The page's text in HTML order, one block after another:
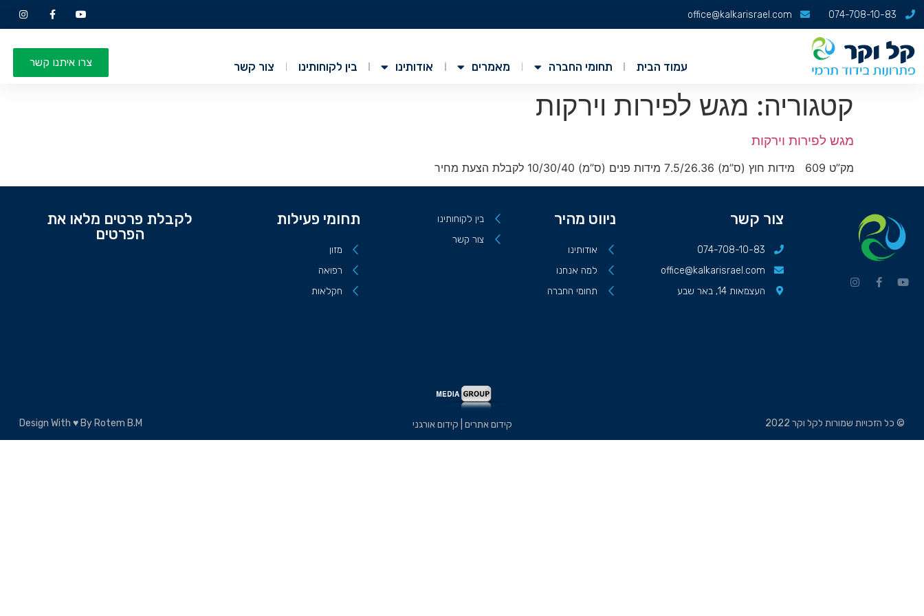
074-708-10-83
office@kalkarisrael.com
עמוד הבית תחומי החברה מאמרים אודותינו בין לקוחותינו צור קשר צרו איתנו קשר
קטגוריה: מגש לפירות וירקות
מגש לפירות וירקות
מק”ט 609 מידות חוץ (ס”מ) 7.5/26.36 מידות פנים (ס”מ) 10/30/40 לקבלת הצעת מחיר
צור קשר
074-708-10-83
office@kalkarisrael.com
העצמאות 14, באר שבע
ניווט מהיר
אודותינו
למה אנחנו
תחומי החברה
בין לקוחותינו
צור קשר
תחומי פעילות
מזון
רפואה
חקלאות
לקבלת פרטים מלאו את
הפרטים
© כל הזכויות שמורות לקל וקר 2022 קידום אתרים | קידום אורגני Design With ♥ By Rotem B.m